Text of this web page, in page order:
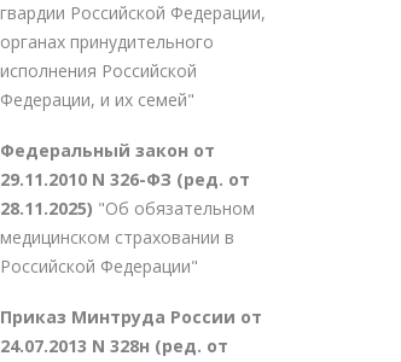
гвардии Российской Федерации,
органах принудительного
исполнения Российской
Федерации, и их семей"
Федеральный закон от
29.11.2010 N 326-ФЗ (ред. от
28.11.2025) "Об обязательном
медицинском страховании в
Российской Федерации"
Приказ Минтруда России от
24.07.2013 N 328н (ред. от